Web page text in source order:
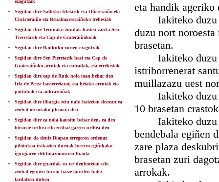
ezagutzak
Segidan dire Saltesko Irletarik eta Oliereraiño eta
Christeraiño eta Beualmaresraiñoko trebesiak
Segidan dire Ternuako zundak hasten zarela Sen
Tierretarik eta Cap de Grateraiñokoak
Segidan dire Bankuko xorien ezagutzak
Segidan dire Sen Pieretarik hasi eta Cap de
Grateraiñoko arrutak eta entradak, eta errekistak
Segidan dire cap de Rutk nola ioan behar den
Irla de Perza basterretarat, eta hetako arrutak eta
portubak eta ankrazoiñak
Segidan dire ilhargia zein nahi haizetan denean ea
zenbat orenetako plemara den
Segidan dire ea nola kausitu behar den, ea den
bitsuste urthea edo zenbat garren urthea den
Segidan da deniz Diapan erregeren ordenaz
pilotukoa irakazten duenak berriro egiñikako
iguzgiaren deklinazionearen thaula
Segidan dire guardak ea zer denboretan edo
zenbat egunen buran haize laurden batez
tardatzen duben
eta handik ageriko
Iakiteko duzu
duzu nort
brasetan.
Iakiteko duzu
istriborrenerat
muillazazu uest
Iakiteko duzu
10 brasetan
Iakiteko duzu
bendebala egiñen
zare plaza
brasetan zuri
arrokak.